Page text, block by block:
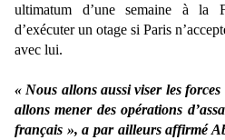
ultimatum d’une semaine à la
d’exécuter un otage si Paris
avec lui.
« Nous allons aussi viser les
allons mener des opérations
français », a par ailleurs affirmé